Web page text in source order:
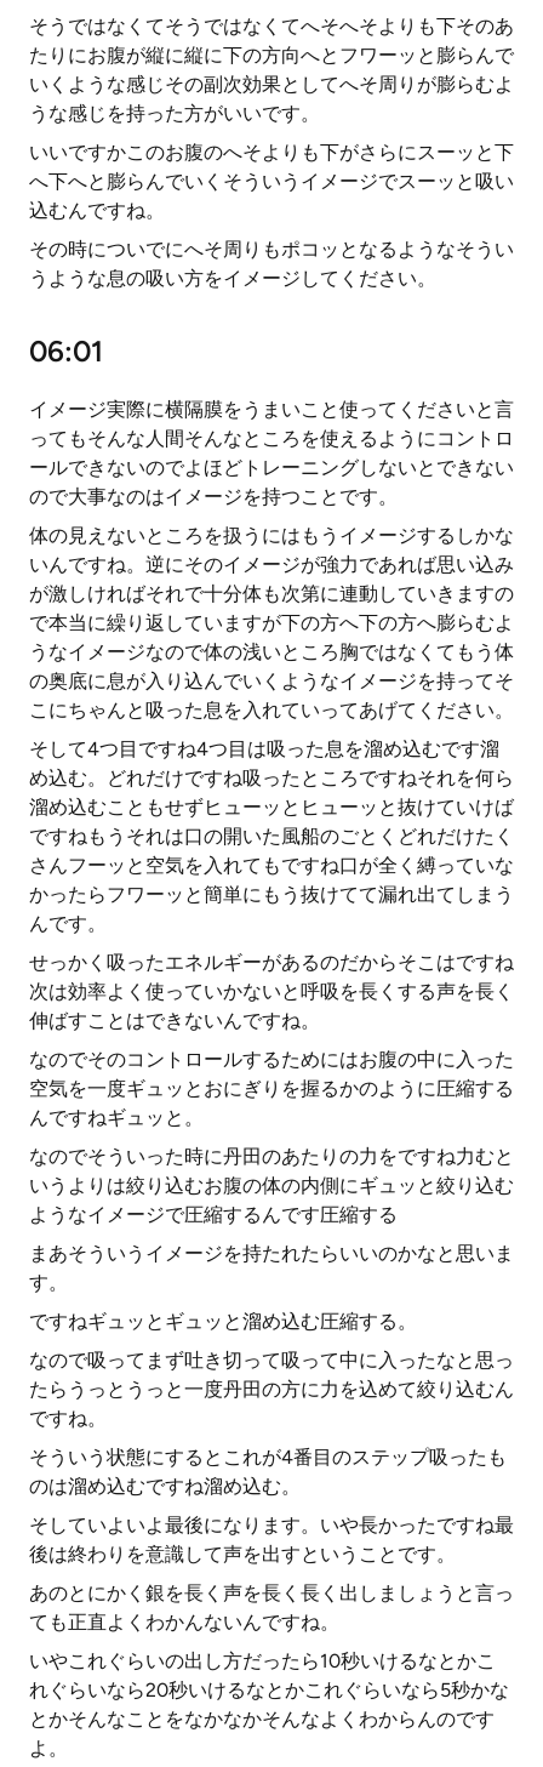
そうではなくてそうではなくてへそへそよりも下そのあ
たりにお腹が縦に縦に下の方向へとフワーッと膨らんで
いくような感じその副次効果としてへそ周りが膨らむよ
うな感じを持った方がいいです。
いいですかこのお腹のへそよりも下がさらにスーッと下
へ下へと膨らんでいくそういうイメージでスーッと吸い
込むんですね。
その時についでにへそ周りもポコッとなるようなそうい
うような息の吸い方をイメージしてください。
06:01
イメージ実際に横隔膜をうまいこと使ってくださいと言
ってもそんな人間そんなところを使えるようにコントロ
ールできないのでよほどトレーニングしないとできない
ので大事なのはイメージを持つことです。
体の見えないところを扱うにはもうイメージするしかな
いんですね。逆にそのイメージが強力であれば思い込み
が激しければそれで十分体も次第に連動していきますの
で本当に繰り返していますが下の方へ下の方へ膨らむよ
うなイメージなので体の浅いところ胸ではなくてもう体
の奥底に息が入り込んでいくようなイメージを持ってそ
こにちゃんと吸った息を入れていってあげてください。
そして4つ目ですね4つ目は吸った息を溜め込むです溜
め込む。どれだけですね吸ったところですねそれを何ら
溜め込むこともせずヒューッとヒューッと抜けていけば
ですねもうそれは口の開いた風船のごとくどれだけたく
さんフーッと空気を入れてもですね口が全く縛っていな
かったらフワーッと簡単にもう抜けてて漏れ出てしまう
んです。
せっかく吸ったエネルギーがあるのだからそこはですね
次は効率よく使っていかないと呼吸を長くする声を長く
伸ばすことはできないんですね。
なのでそのコントロールするためにはお腹の中に入った
空気を一度ギュッとおにぎりを握るかのように圧縮する
んですねギュッと。
なのでそういった時に丹田のあたりの力をですね力むと
いうよりは絞り込むお腹の体の内側にギュッと絞り込む
ようなイメージで圧縮するんです圧縮する
まあそういうイメージを持たれたらいいのかなと思いま
す。
ですねギュッとギュッと溜め込む圧縮する。
なので吸ってまず吐き切って吸って中に入ったなと思っ
たらうっとうっと一度丹田の方に力を込めて絞り込むん
ですね。
そういう状態にするとこれが4番目のステップ吸ったも
のは溜め込むですね溜め込む。
そしていよいよ最後になります。いや長かったですね最
後は終わりを意識して声を出すということです。
あのとにかく銀を長く声を長く長く出しましょうと言っ
ても正直よくわかんないんですね。
いやこれぐらいの出し方だったら10秒いけるなとかこ
れぐらいなら20秒いけるなとかこれぐらいなら5秒かな
とかそんなことをなかなかそんなよくわからんのです
よ。